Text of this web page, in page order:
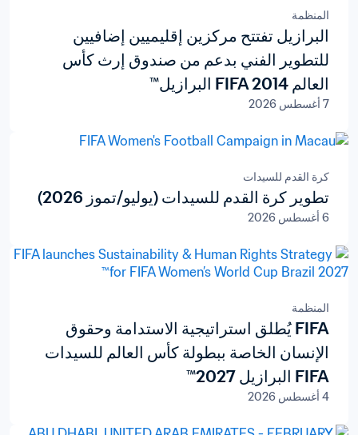
المنظمة
البرازيل تفتتح مركزين إقليميين إضافيين
للتطوير الفني بدعم من صندوق إرث كأس
العالم FIFA 2014 البرازيل™
7 أغسطس 2026
كرة القدم للسيدات
تطوير كرة القدم للسيدات (يوليو/تموز 2026)
6 أغسطس 2026
المنظمة
FIFA يُطلق استراتيجية الاستدامة وحقوق
الإنسان الخاصة ببطولة كأس العالم للسيدات
FIFA البرازيل 2027™
4 أغسطس 2026